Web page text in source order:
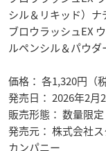
シル＆リキッド）
ブロウラッシュEX
ルペンシル＆パウ
価格： 各1,320円（税
発売日： 2026年2月
販売形態： 数量限定
発売元： 株式会社
カンパニー